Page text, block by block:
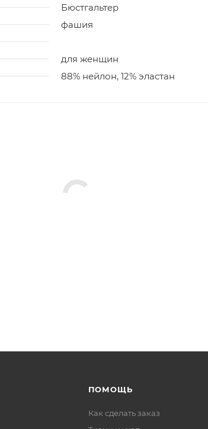
Бюстгальтер
фашия
для женщин
88% нейлон, 12% эластан
ПОМОЩЬ
Как сделать заказ